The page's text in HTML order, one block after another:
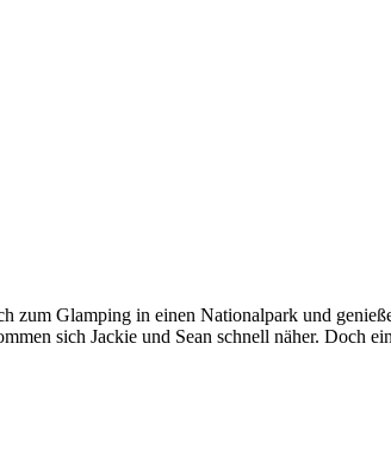
Glamping in einen Nationalpark und
sich Jackie und Sean schnell näher. Doch